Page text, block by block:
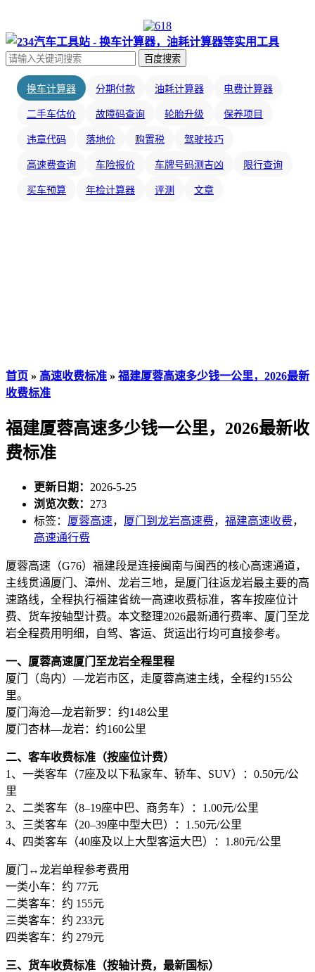
百度搜索
换车计算器 分期付款 油耗计算器 电费计算器
二手车估价 故障码查询 轮胎升级 保养项目
违章代码 落地价 购置税 驾驶技巧
高速费查询 车险报价 车牌号码测吉凶 限行查询
买车预算 年检计算器 评测 文章
首页 » 高速收费标准 » 福建厦蓉高速多少钱一公里，2026最新
收费标准
福建厦蓉高速多少钱一公里，2026最新收
费标准
更新日期： 2026-5-25
浏览次数： 273
标签： 厦蓉高速， 厦门到龙岩高速费， 福建高速收费，
高速通行费
厦蓉高速（G76）福建段是连接闽南与闽西的核心高速通道，
主线贯通厦门、漳州、龙岩三地，是厦门往返龙岩最主要的高
速路线，全程执行福建省统一高速收费标准，客车按座位计
费、货车按轴型计费。本文整理2026最新通行费率、厦门至龙
岩全程费用明细，自驾、客运、货运出行均可直接参考。
一、厦蓉高速厦门至龙岩全程里程
厦门（岛内）—龙岩市区，走厦蓉高速主线，全程约155公
里。
厦门海沧—龙岩新罗：约148公里
厦门杏林—龙岩：约160公里
二、客车收费标准（按座位计费）
1、一类客车（7座及以下私家车、轿车、SUV）：0.50元/公
里
2、二类客车（8–19座中巴、商务车）：1.00元/公里
3、三类客车（20–39座中型大巴）：1.50元/公里
4、四类客车（40座及以上大型客运大巴）：1.80元/公里
厦门↔龙岩单程参考费用
一类小车：约 77元
二类客车：约 155元
三类客车：约 233元
四类客车：约 279元
三、货车收费标准（按轴计费，最新国标）